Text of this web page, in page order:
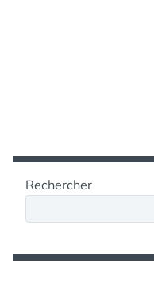
Rechercher